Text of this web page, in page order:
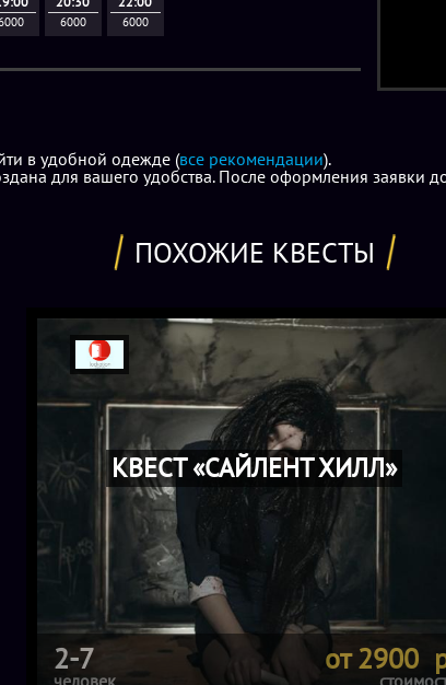
6000 6000
в удобной одежде (все рекомендации).
для вашего удобства. После оформления заявки
ПОХОЖИЕ КВЕСТЫ
КВЕСТ «САЙЛЕНТ ХИЛЛ»
2-7
человек
от 2900